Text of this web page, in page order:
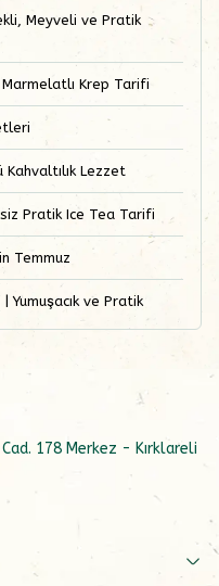
Meyveli ve Pratik
Krep Tarifi
Lezzet
Pratik Ice Tea Tarifi
Temmuz
ve Pratik
178 Merkez - Kırklareli